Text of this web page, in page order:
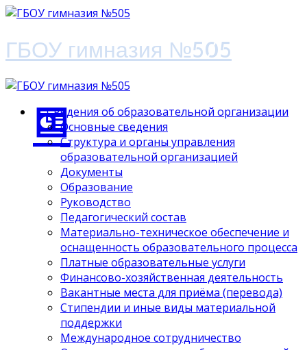
ГБОУ гимназия №505
Сведения об образовательной организации
Основные сведения
Структура и органы управления
образовательной организацией
Документы
Образование
Руководство
Педагогический состав
Материально-техническое обеспечение и
оснащенность образовательного процесса
Платные образовательные услуги
Финансово-хозяйственная деятельность
Вакантные места для приёма (перевода)
Стипендии и иные виды материальной
поддержки
Международное сотрудничество